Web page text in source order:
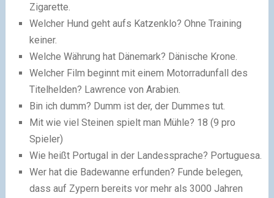
Zigarette.
Welcher Hund geht aufs Katzenklo? Ohne Training
keiner.
Welche Währung hat Dänemark? Dänische Krone.
Welcher Film beginnt mit einem Motorradunfall des
Titelhelden? Lawrence von Arabien.
Bin ich dumm? Dumm ist der, der Dummes tut.
Mit wie viel Steinen spielt man Mühle? 18 (9 pro
Spieler)
Wie heißt Portugal in der Landessprache? Portuguesa.
Wer hat die Badewanne erfunden? Funde belegen,
dass auf Zypern bereits vor mehr als 3000 Jahren